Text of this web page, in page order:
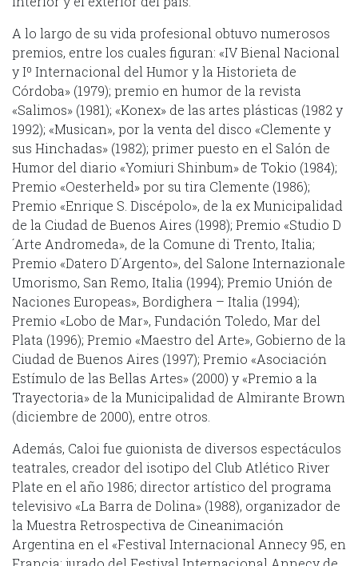
A lo largo de su vida profesional obtuvo numerosos
premios, entre los cuales figuran: «IV Bienal Nacional
y Iº Internacional del Humor y la Historieta de
Córdoba» (1979); premio en humor de la revista
«Salimos» (1981); «Konex» de las artes plásticas (1982 y
1992); «Musican», por la venta del disco «Clemente y
sus Hinchadas» (1982); primer puesto en el Salón de
Humor del diario «Yomiuri Shinbum» de Tokio (1984);
Premio «Oesterheld» por su tira Clemente (1986);
Premio «Enrique S. Discépolo», de la ex Municipalidad
de la Ciudad de Buenos Aires (1998); Premio «Studio D
´Arte Andromeda», de la Comune di Trento, Italia;
Premio «Datero D´Argento», del Salone Internazionale
Umorismo, San Remo, Italia (1994); Premio Unión de
Naciones Europeas», Bordighera – Italia (1994);
Premio «Lobo de Mar», Fundación Toledo, Mar del
Plata (1996); Premio «Maestro del Arte», Gobierno de la
Ciudad de Buenos Aires (1997); Premio «Asociación
Estímulo de las Bellas Artes» (2000) y «Premio a la
Trayectoria» de la Municipalidad de Almirante Brown
(diciembre de 2000), entre otros.
Además, Caloi fue guionista de diversos espectáculos
teatrales, creador del isotipo del Club Atlético River
Plate en el año 1986; director artístico del programa
televisivo «La Barra de Dolina» (1988), organizador de
la Muestra Retrospectiva de Cineanimación
Argentina en el «Festival Internacional Annecy 95, en